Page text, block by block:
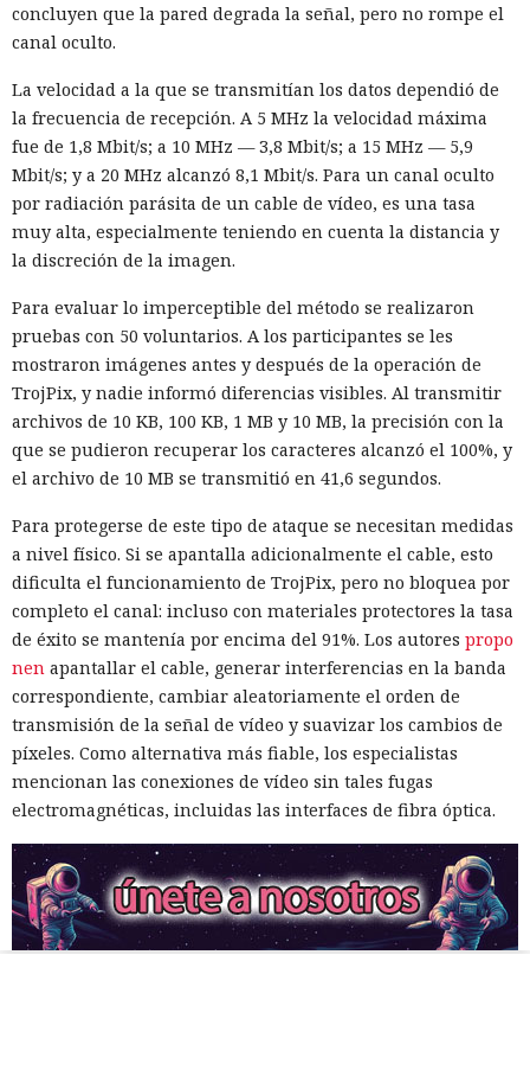
concluyen que la pared degrada la señal, pero no rompe el
canal oculto.
La velocidad a la que se transmitían los datos dependió de
la frecuencia de recepción. A 5 MHz la velocidad máxima
fue de 1,8 Mbit/s; a 10 MHz — 3,8 Mbit/s; a 15 MHz — 5,9
Mbit/s; y a 20 MHz alcanzó 8,1 Mbit/s. Para un canal oculto
por radiación parásita de un cable de vídeo, es una tasa
muy alta, especialmente teniendo en cuenta la distancia y
la discreción de la imagen.
Para evaluar lo imperceptible del método se realizaron
pruebas con 50 voluntarios. A los participantes se les
mostraron imágenes antes y después de la operación de
TrojPix, y nadie informó diferencias visibles. Al transmitir
archivos de 10 KB, 100 KB, 1 MB y 10 MB, la precisión con la
que se pudieron recuperar los caracteres alcanzó el 100%, y
el archivo de 10 MB se transmitió en 41,6 segundos.
Para protegerse de este tipo de ataque se necesitan medidas
a nivel físico. Si se apantalla adicionalmente el cable, esto
dificulta el funcionamiento de TrojPix, pero no bloquea por
completo el canal: incluso con materiales protectores la tasa
de éxito se mantenía por encima del 91%. Los autores propo
nen apantallar el cable, generar interferencias en la banda
correspondiente, cambiar aleatoriamente el orden de
transmisión de la señal de vídeo y suavizar los cambios de
píxeles. Como alternativa más fiable, los especialistas
mencionan las conexiones de vídeo sin tales fugas
electromagnéticas, incluidas las interfaces de fibra óptica.